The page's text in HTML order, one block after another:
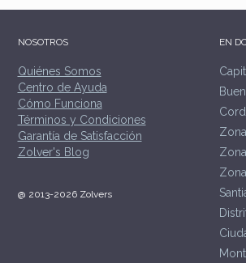
NOSOTROS
Quiénes Somos
Centro de Ayuda
Cómo Funciona
Términos y Condiciones
Garantía de Satisfacción
Zolver's Blog
@ 2013-2026 Zolvers
EN